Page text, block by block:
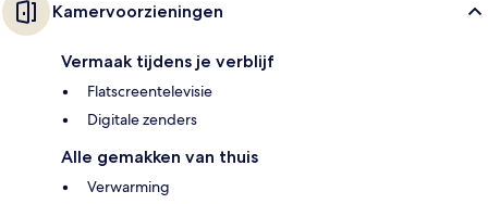
Kamervoorzieningen
Vermaak tijdens je verblijf
Flatscreentelevisie
Digitale zenders
Alle gemakken van thuis
Verwarming